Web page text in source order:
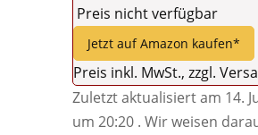
Preis nicht verfügbar
Jetzt auf Amazon kaufen*
Preis inkl. MwSt., zzgl.
Zuletzt aktualisiert am 14.
um 20:20 . Wir weisen